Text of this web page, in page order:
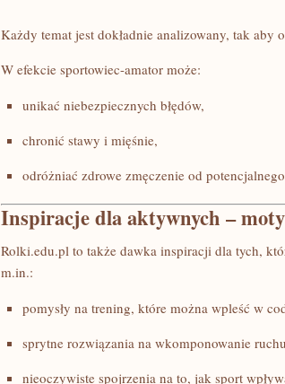
Każdy temat jest dokładnie analizowany, tak
W efekcie sportowiec-amator może:
unikać niebezpiecznych błędów,
chronić stawy i mięśnie,
odróżniać zdrowe zmęczenie od
Inspiracje dla aktywnych –
Rolki.edu.pl to także dawka inspiracji dla tych,
m.in.:
pomysły na trening, które można wpleść w
sprytne rozwiązania na wkomponowanie
nieoczywiste spojrzenia na to, jak sport